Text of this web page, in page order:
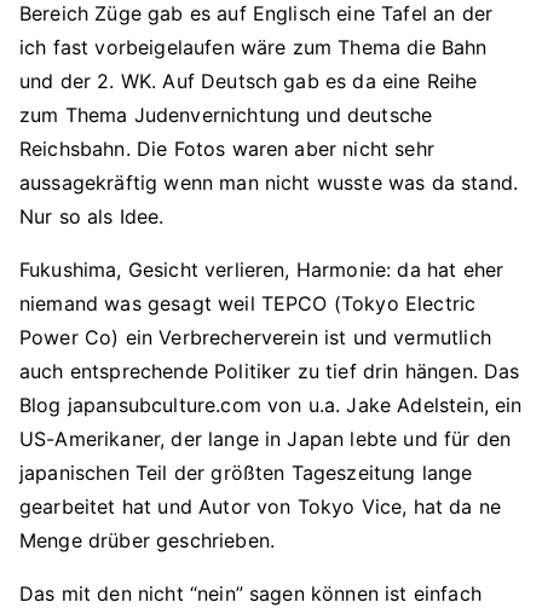
Bereich Züge gab es auf Englisch eine Tafel an der
ich fast vorbeigelaufen wäre zum Thema die Bahn
und der 2. WK. Auf Deutsch gab es da eine Reihe
zum Thema Judenvernichtung und deutsche
Reichsbahn. Die Fotos waren aber nicht sehr
aussagekräftig wenn man nicht wusste was da stand.
Nur so als Idee.
Fukushima, Gesicht verlieren, Harmonie: da hat eher
niemand was gesagt weil TEPCO (Tokyo Electric
Power Co) ein Verbrecherverein ist und vermutlich
auch entsprechende Politiker zu tief drin hängen. Das
Blog japansubculture.com von u.a. Jake Adelstein, ein
US-Amerikaner, der lange in Japan lebte und für den
japanischen Teil der größten Tageszeitung lange
gearbeitet hat und Autor von Tokyo Vice, hat da ne
Menge drüber geschrieben.
Das mit den nicht “nein” sagen können ist einfach